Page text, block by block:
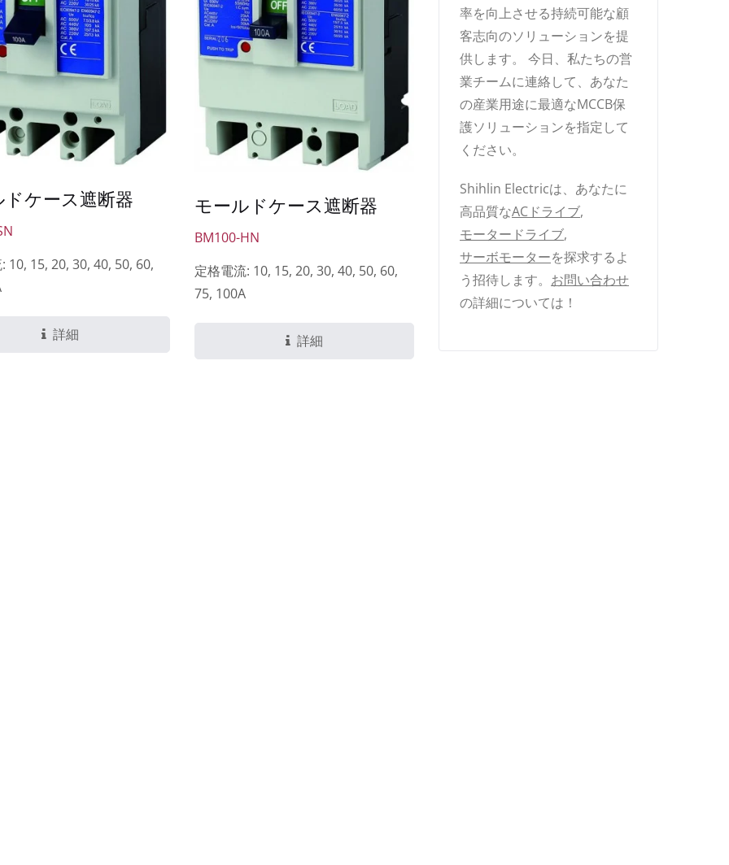
ケース遮断器
10, 15, 20, 30, 40, 50, 60,
詳細
モールドケース遮断器
BM100-HN
定格電流: 10, 15, 20, 30, 40, 50, 60,
75, 100A
詳細
率を向上させる持続可能な顧
客志向のソリューションを提
供します。 今日、私たちの営
業チームに連絡して、あなた
の産業用途に最適なMCCB保
護ソリューションを指定して
ください。
Shihlin Electricは、あなたに
高品質なACドライブ,
モータードライブ,
サーボモーターを探求するよ
う招待します。 お問い合わせ
の詳細については！